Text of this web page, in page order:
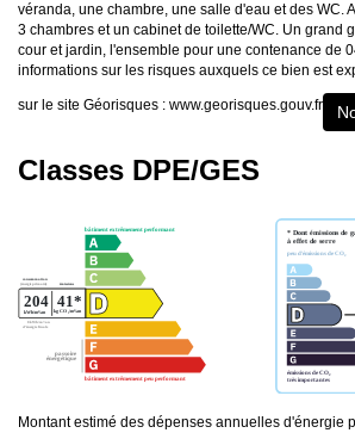
véranda, une chambre, une salle d'eau et des WC.
3 chambres et un cabinet de toilette/WC. Un grand
cour et jardin, l'ensemble pour une contenance de
informations sur les risques auxquels ce bien est
sur le site Géorisques : www.georisques.gouv.fr
Classes DPE/GES
Montant estimé des dépenses annuelles d'énergie